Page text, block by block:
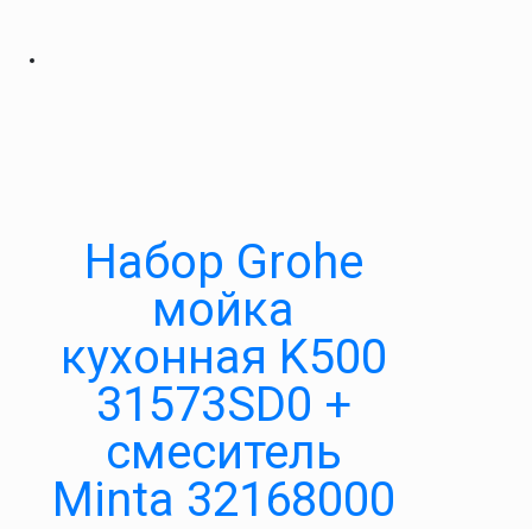
Набор Grohe
мойка
кухонная K500
31573SD0 +
смеситель
Minta 32168000